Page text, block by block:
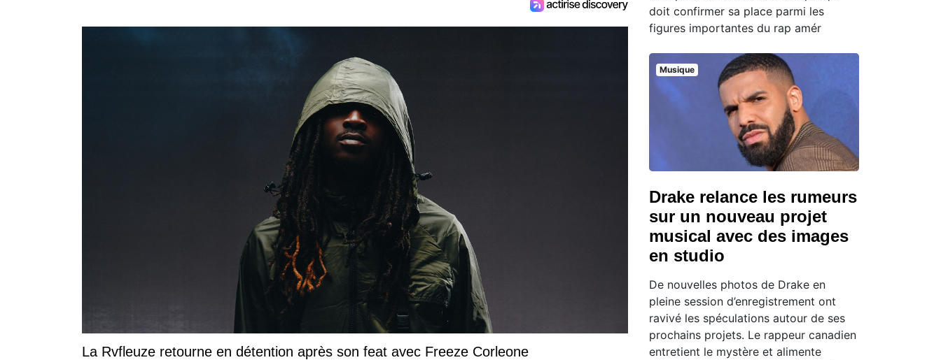
La Rvfleuze retourne en détention après son feat avec Freeze Corleone
doit confirmer sa place parmi les
figures importantes du rap amér
Musique
Drake relance les rumeurs
sur un nouveau projet
musical avec des images
en studio
De nouvelles photos de Drake en
pleine session d’enregistrement ont
ravivé les spéculations autour de ses
prochains projets. Le rappeur canadien
entretient le mystère et alimente